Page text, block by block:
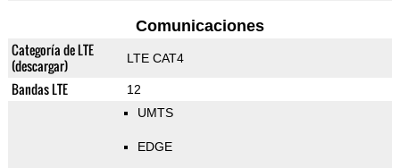
Comunicaciones
Categoría de LTE
(descargar)
LTE CAT4
Bandas LTE 12
UMTS
EDGE